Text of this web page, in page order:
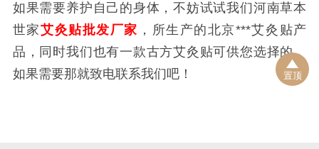
如果需要养护自己的身体，不妨试试我们河南草本
世家艾灸贴批发厂家 ，所生产的北京***艾灸贴产
品，同时我们也有一款古方艾灸贴可供您选择的，
如果需要那就致电联系我们吧！
置顶